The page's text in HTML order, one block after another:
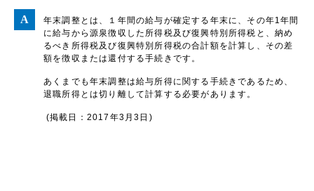
年末調整とは、１年間の給与が確定する年末に、その年1年間
に給与から源泉徴収した所得税及び復興特別所得税と、納め
るべき所得税及び復興特別所得税の合計額を計算し、その差
額を徴収または還付する手続きです。
あくまでも年末調整は給与所得に関する手続きであるため、
退職所得とは切り離して計算する必要があります。
(掲載日：2017年3月3日)